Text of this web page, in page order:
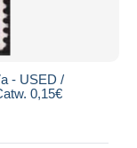
- USED /
0,15€